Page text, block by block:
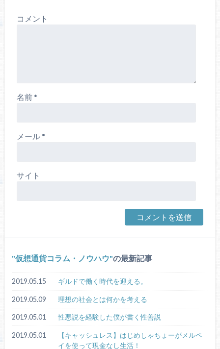
コメント
名前*
メール*
サイト
仮想通貨コラム・ノウハウ の最新記事
2019.05.15 ギルドで働く時代を迎える。
2019.05.09 理想の社会とは何かを考える
2019.05.01 性悪説を経験した僕が書く性善説
2019.05.01
【キャッシュレス】はじめしゃちょーがメルペ
イを使って現金なし生活！